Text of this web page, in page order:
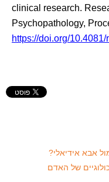
clinical research.
Psychopathology,
https://doi.org/
אבא אידיאלי?
של האדם